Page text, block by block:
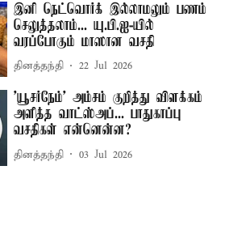
இனி நெட்வொர்க் இல்லாமலும் பணம்
செலுத்தலாம்... யு.பி.ஐ-யில்
வரப்போகும் மாஸான வசதி
தினத்தந்தி 22 Jul 2026
'யூசர்நேம்' அம்சம் குறித்து விளக்கம்
அளித்த வாட்ஸ்அப்... பாதுகாப்பு
வசதிகள் என்னென்ன?
தினத்தந்தி 03 Jul 2026